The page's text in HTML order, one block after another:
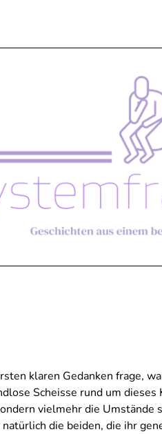
klaren Gedanken frage,
Scheisse rund um dieses
vielmehr die Umstände
die beiden, die ihr